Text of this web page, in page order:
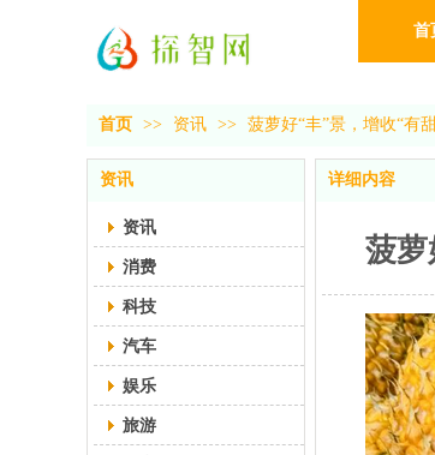
首
首页 >> 资讯 >> 菠萝好“丰”景，增收“有
资讯
资讯
消费
科技
汽车
娱乐
旅游
详细内容
菠萝